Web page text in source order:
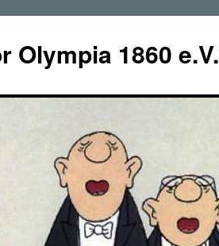
Olympia 1860